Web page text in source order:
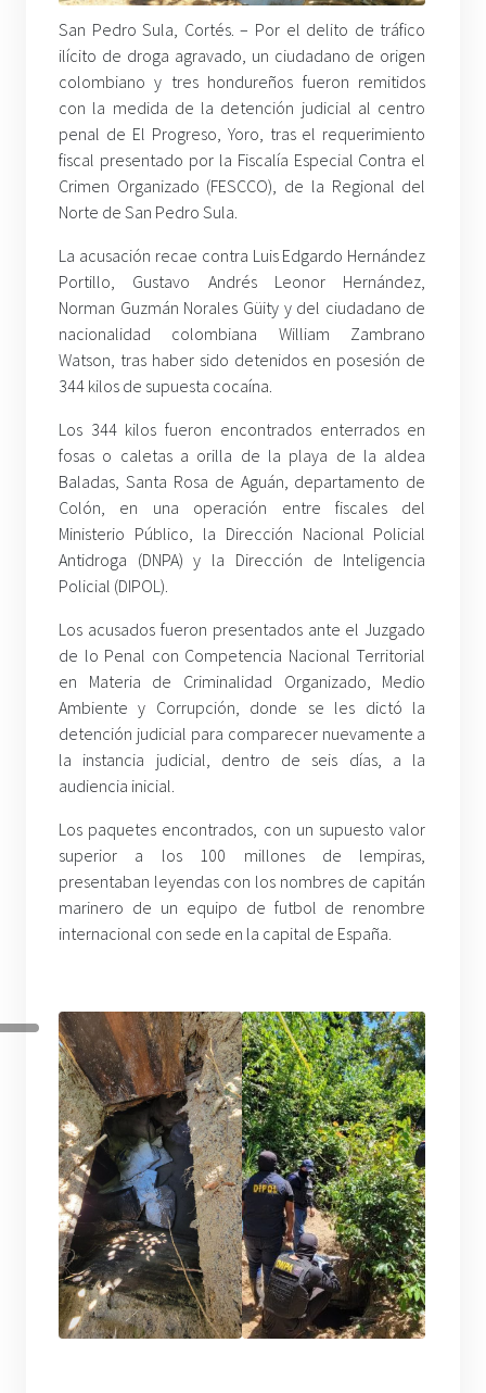
San Pedro Sula, Cortés. – Por el delito de tráfico
ilícito de droga agravado, un ciudadano de origen
colombiano y tres hondureños fueron remitidos
con la medida de la detención judicial al centro
penal de El Progreso, Yoro, tras el requerimiento
fiscal presentado por la Fiscalía Especial Contra el
Crimen Organizado (FESCCO), de la Regional del
Norte de San Pedro Sula.
La acusación recae contra Luis Edgardo Hernández
Portillo, Gustavo Andrés Leonor Hernández,
Norman Guzmán Norales Güity y del ciudadano de
nacionalidad colombiana William Zambrano
Watson, tras haber sido detenidos en posesión de
344 kilos de supuesta cocaína.
Los 344 kilos fueron encontrados enterrados en
fosas o caletas a orilla de la playa de la aldea
Baladas, Santa Rosa de Aguán, departamento de
Colón, en una operación entre fiscales del
Ministerio Público, la Dirección Nacional Policial
Antidroga (DNPA) y la Dirección de Inteligencia
Policial (DIPOL).
Los acusados fueron presentados ante el Juzgado
de lo Penal con Competencia Nacional Territorial
en Materia de Criminalidad Organizado, Medio
Ambiente y Corrupción, donde se les dictó la
detención judicial para comparecer nuevamente a
la instancia judicial, dentro de seis días, a la
audiencia inicial.
Los paquetes encontrados, con un supuesto valor
superior a los 100 millones de lempiras,
presentaban leyendas con los nombres de capitán
marinero de un equipo de futbol de renombre
internacional con sede en la capital de España.